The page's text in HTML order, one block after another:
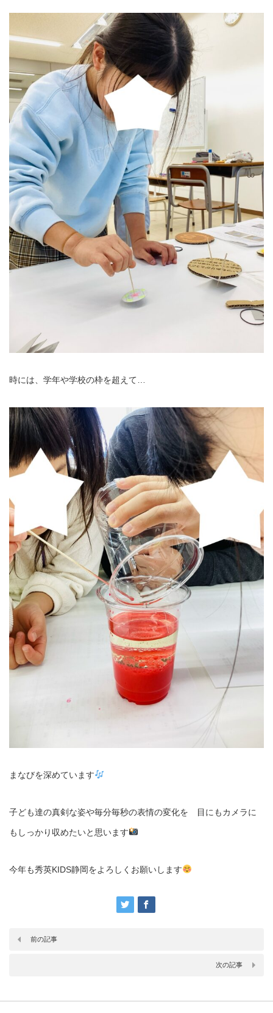
時には、学年や学校の枠を超えて…
まなびを深めています
子ども達の真剣な姿や毎分毎秒の表情の変化を 目にもカメラに
もしっかり収めたいと思います
今年も秀英KIDS静岡をよろしくお願いします
前の記事
次の記事